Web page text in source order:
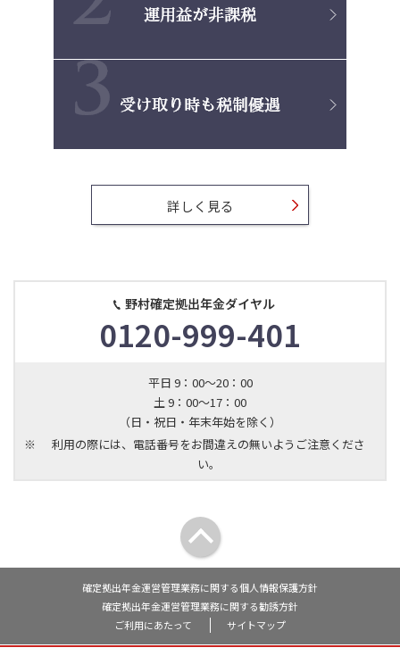
詳しく見る
野村確定拠出年金ダイヤル
0120-999-401
平日 9：00～20：00
土 9：00～17：00
（日・祝日・年末年始を除く）
※
利用の際には、電話番号をお間違えの無いようご注意くださ
い。
確定拠出年金運営管理業務に関する個人情報保護方針
確定拠出年金運営管理業務に関する勧誘方針
ご利用にあたって
サイトマップ